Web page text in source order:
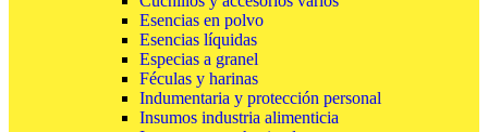
Esencias en polvo
Esencias líquidas
Especias a granel
Féculas y harinas
Indumentaria y protección personal
Insumos industria alimenticia